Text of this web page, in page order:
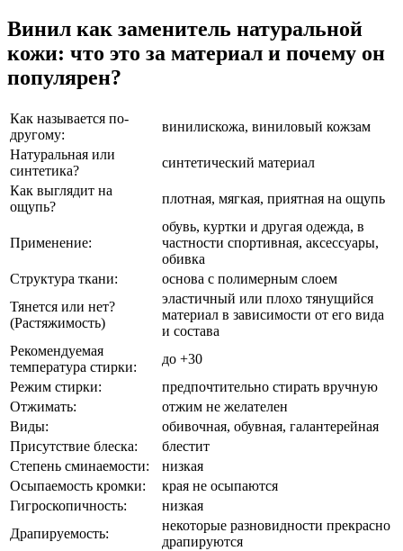
Винил как заменитель натуральной
кожи: что это за материал и почему он
популярен?
Как называется по-
другому:
винилискожа, виниловый кожзам
Натуральная или
синтетика?
синтетический материал
Как выглядит на
ощупь?
плотная, мягкая, приятная на ощупь
Применение:
обувь, куртки и другая одежда, в
частности спортивная, аксессуары,
обивка
Структура ткани:
основа с полимерным слоем
Тянется или нет?
(Растяжимость)
эластичный или плохо тянущийся
материал в зависимости от его вида
и состава
Рекомендуемая
температура стирки:
до +30
Режим стирки:
предпочтительно стирать вручную
Отжимать:
отжим не желателен
Виды:
обивочная, обувная, галантерейная
Присутствие блеска:
блестит
Степень сминаемости:
низкая
Осыпаемость кромки:
края не осыпаются
Гигроскопичность:
низкая
Драпируемость:
некоторые разновидности прекрасно
драпируются